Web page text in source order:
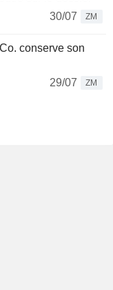
30/07
ZM
conserve son
29/07
ZM